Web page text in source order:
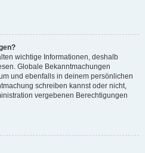
wichtige Informationen, deshalb
Globale Bekanntmachungen
und ebenfalls in deinem persönlichen
schreiben kannst oder nicht,
vergebenen Berechtigungen